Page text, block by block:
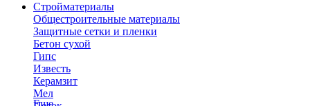
Стройматериалы
Общестроительные материалы
Защитные сетки и пленки
Бетон сухой
Гипс
Известь
Керамзит
Мел
Еще